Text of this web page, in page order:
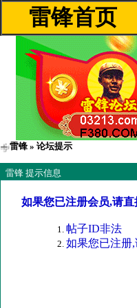
雷锋首页
雷锋 » 论坛提示
雷锋 提示信息
如果您已注册会员,请
帖子ID非法
如果您已注册